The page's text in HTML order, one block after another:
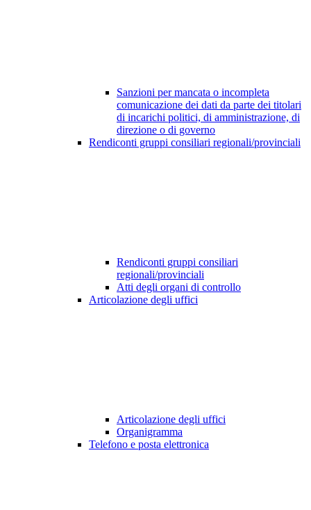
Sanzioni per mancata o incompleta
comunicazione dei dati da parte dei titolari
di incarichi politici, di amministrazione, di
direzione o di governo
Rendiconti gruppi consiliari regionali/provinciali
Rendiconti gruppi consiliari
regionali/provinciali
Atti degli organi di controllo
Articolazione degli uffici
Articolazione degli uffici
Organigramma
Telefono e posta elettronica